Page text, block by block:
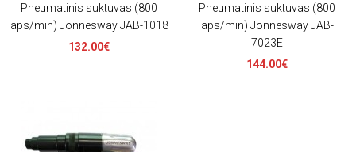
Pneumatinis suktuvas (800
aps/min) Jonnesway JAB-1018
132.00€
Pneumatinis suktuvas (800
aps/min) Jonnesway JAB-
7023E
144.00€